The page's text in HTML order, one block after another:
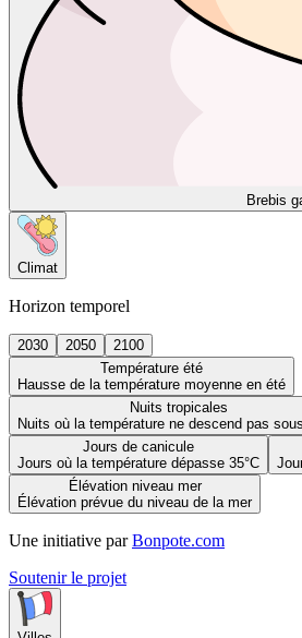
Brebis
Climat
Horizon temporel
2030 2050
2100
Température été
Hausse de la température moyenne en été
Nuits tropicales
Nuits où la température ne descend pas
Jours de canicule
Jours où la température dépasse 35°C
Élévation niveau mer
Élévation prévue du niveau de la mer
Une initiative par Bonpote.com
Soutenir le projet